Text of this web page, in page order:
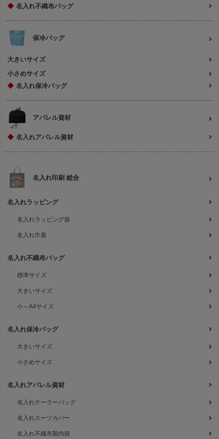
◆ 名入れ不織布バッグ
保冷バッグ
大きいサイズ
小さめサイズ
◆ 名入れ保冷バッグ
アパレル資材
◆ 名入れアパレル資材
名入れ印刷 総合
名入れラッピング
名入れラッピング袋
名入れ巾着
名入れ不織布バッグ
標準サイズ
大きいサイズ
小～A4サイズ
名入れ保冷バッグ
大きいサイズ
小さめサイズ
名入れアパレル資材
名入れテーラーバッグ
名入れスーツカバー
名入れ不織布製内袋